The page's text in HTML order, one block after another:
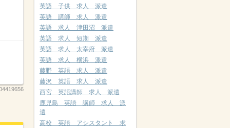
英語 子供 求人 派遣
英語 講師 求人 派遣
英語 求人 津田沼 派遣
英語 求人 短期 派遣
英語 求人 太宰府 派遣
英語 求人 横浜 派遣
藤野 英語 求人 派遣
藤沢 英語 求人 派遣
西宮 英語講師 求人 派遣
鹿児島 英語 講師 求人 派
遣
高校 英語 アシスタント 求